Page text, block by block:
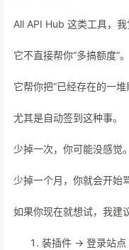
All API Hub 这类工具，我
它不直接帮你“多搞额度”。
它帮你把“已经存在的一堆
尤其是自动签到这种事。
少掉一次，你可能没感觉。
少掉一个月，你就会开始
如果你现在就想试，我建
装插件 → 登录站点